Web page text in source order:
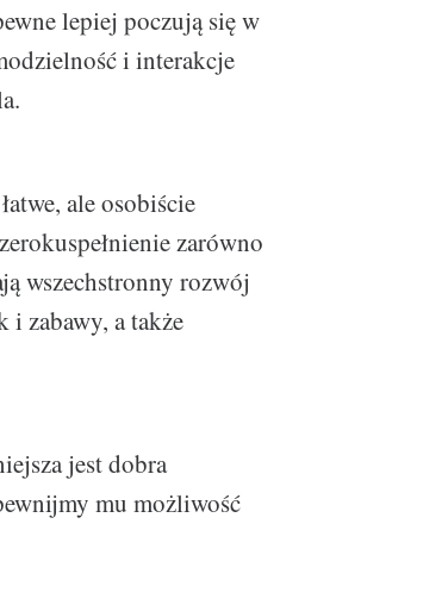
lepiej poczują się w
i interakcje
ale osobiście
zarówno
wszechstronny rozwój
zabawy, a także
jest dobra
mu możliwość